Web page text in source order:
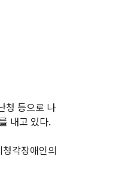
청 등으로 나
내고 있다.
각장애인의